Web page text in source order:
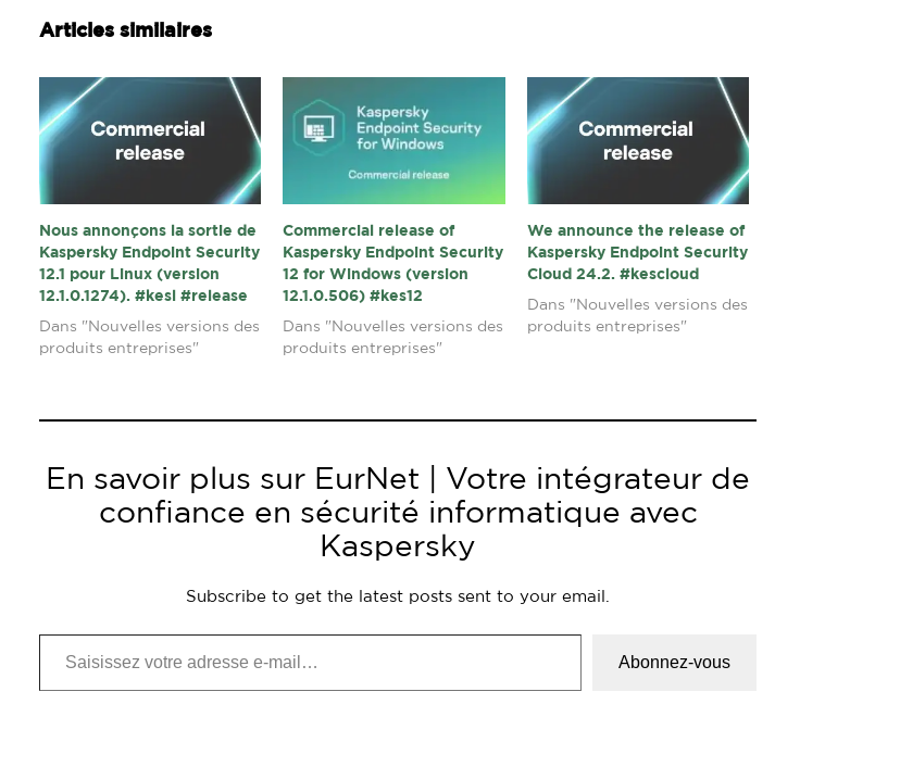
Articles similaires
Nous annonçons la sortie de
Kaspersky Endpoint Security
12.1 pour Linux (version
12.1.0.1274). #kesl #release
Dans "Nouvelles versions des
produits entreprises"
Commercial release of
Kaspersky Endpoint Security
12 for Windows (version
12.1.0.506) #kes12
Dans "Nouvelles versions des
produits entreprises"
We announce the release of
Kaspersky Endpoint Security
Cloud 24.2. #kescloud
Dans "Nouvelles versions des
produits entreprises"
En savoir plus sur EurNet | Votre intégrateur de
confiance en sécurité informatique avec
Kaspersky
Subscribe to get the latest posts sent to your email.
Saisissez votre adresse e-mail…
Abonnez-vous